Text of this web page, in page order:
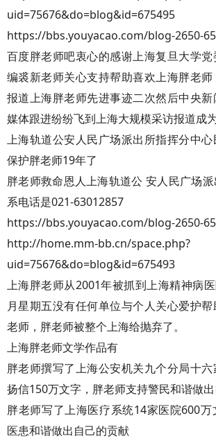
uid=75676&do=blog&id=675495
https://bbs.youyacao.com/blog-2650-
百度胖老师吧衷心的感谢上海复旦大学
编裘新老师关心支持帮助喜欢上海胖老
报道上海胖老师先进事迹二次然后中央
媒体跟进纷纷飞到上海大规模采访报道成
上海轨道公安人民广场派出所指挥分中
保护胖老师19年了
胖老师救命恩人上海轨道公 安人民广场
系电话是021-63012857
https://bbs.youyacao.com/blog-2650-
http://home.mm-bb.cn/space.php?
uid=75676&do=blog&id=675493
上海胖老师从2001年被抓到上海精神病
月星期五没有任何单位与个人关心爱护
老师，胖老师被整个上海给抛弃了。
上海胖老师文学作品有
胖老师撰写了上海公安机关九个分局十
扬信150万文字，胖老师支持警民和谐做
胖老师写了上海医疗系统14家医院600
医患和谐做出自己的贡献